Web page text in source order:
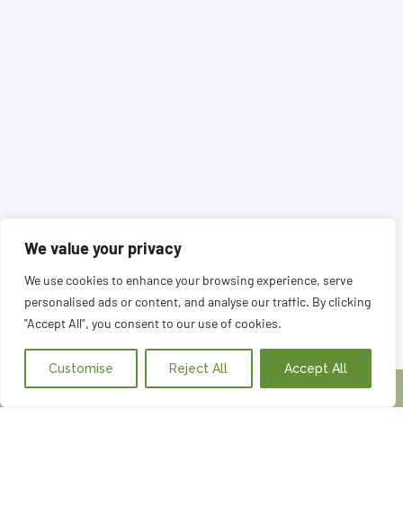
We value your privacy
We use cookies to enhance your browsing experience, serve
personalised ads or content, and analyse our traffic. By clicking
"Accept All", you consent to our use of cookies.
Customise Reject All Accept All
Queremos concertar una cita